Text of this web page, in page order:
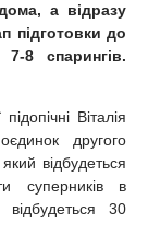
а відразу
підготовки до
8 спарингів.
Віталія
другого
відбудеться
суперників в
відбудеться 30